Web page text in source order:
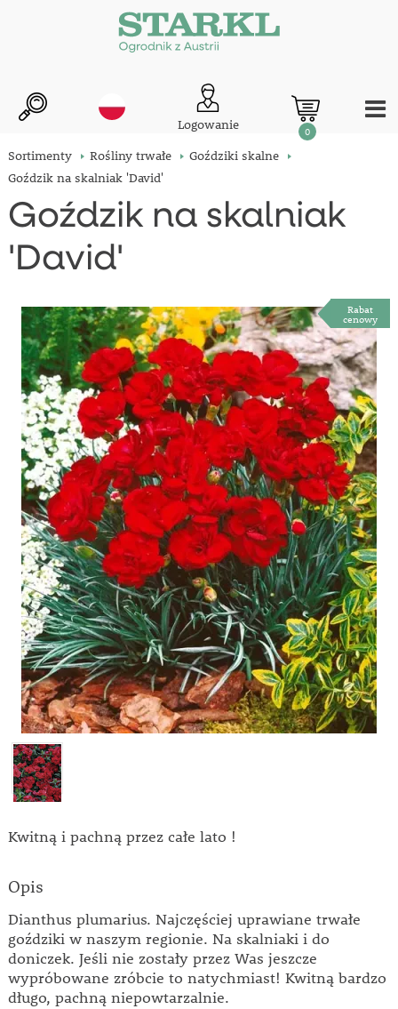
Logowanie 0
Sortimenty Rośliny trwałe
Goździki skalne
Goździk na skalniak 'David'
Goździk na skalniak
'David'
Rabat
cenowy
Kwitną i pachną przez całe lato !
Opis
Dianthus plumarius. Najczęściej uprawiane trwałe
goździki w naszym regionie. Na skalniaki i do
doniczek. Jeśli nie zostały przez Was jeszcze
wypróbowane zróbcie to natychmiast! Kwitną bardzo
długo, pachną niepowtarzalnie.